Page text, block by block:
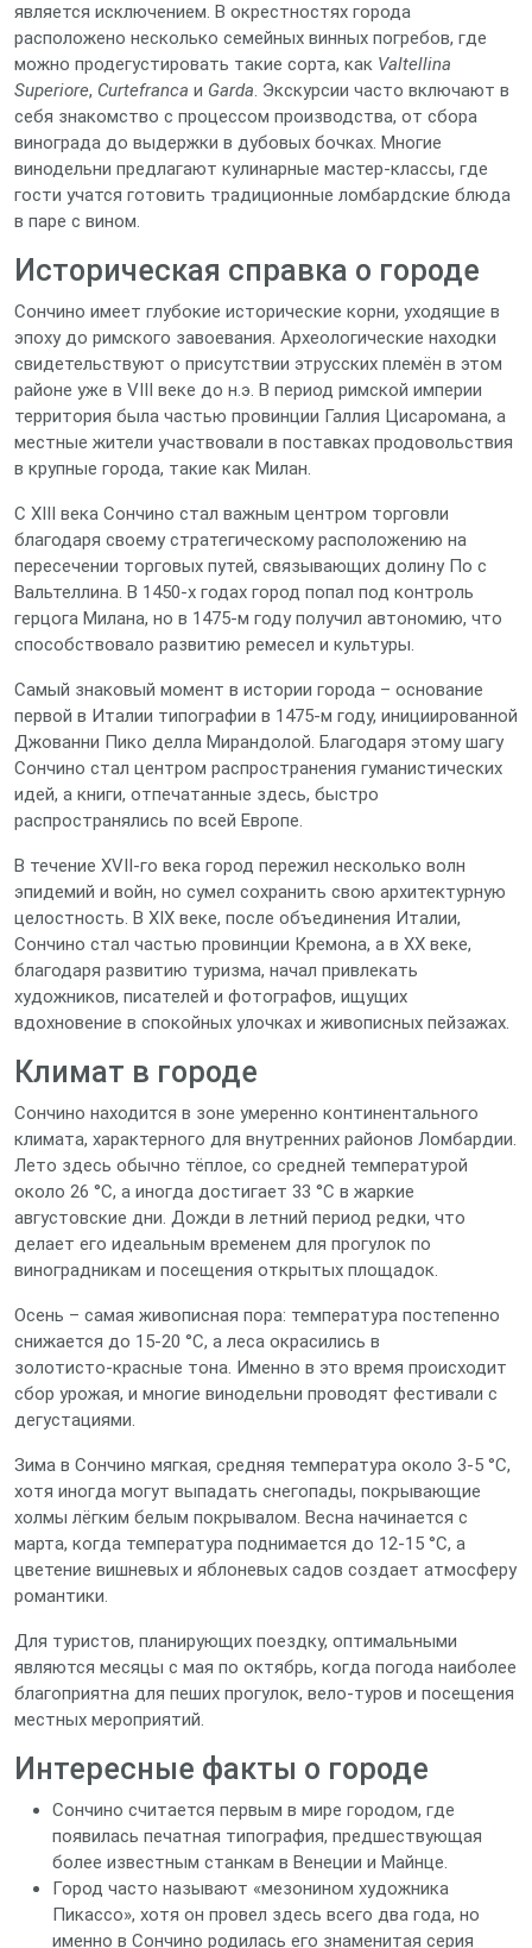
является исключением. В окрестностях города
расположено несколько семейных винных погребов, где
можно продегустировать такие сорта, как Valtellina
Superiore, Curtefranca и Garda. Экскурсии часто включают в
себя знакомство с процессом производства, от сбора
винограда до выдержки в дубовых бочках. Многие
винодельни предлагают кулинарные мастер‑классы, где
гости учатся готовить традиционные ломбардские блюда
в паре с вином.
Историческая справка о городе
Сончино имеет глубокие исторические корни, уходящие в
эпоху до римского завоевания. Археологические находки
свидетельствуют о присутствии этрусских племён в этом
районе уже в VIII веке до н.э. В период римской империи
территория была частью провинции Галлия Цисаромана, а
местные жители участвовали в поставках продовольствия
в крупные города, такие как Милан.
С XIII века Сончино стал важным центром торговли
благодаря своему стратегическому расположению на
пересечении торговых путей, связывающих долину По с
Вальтеллина. В 1450‑х годах город попал под контроль
герцога Милана, но в 1475‑м году получил автономию, что
способствовало развитию ремесел и культуры.
Самый знаковый момент в истории города – основание
первой в Италии типографии в 1475‑м году, инициированной
Джованни Пико делла Мирандолой. Благодаря этому шагу
Сончино стал центром распространения гуманистических
идей, а книги, отпечатанные здесь, быстро
распространялись по всей Европе.
В течение XVII‑го века город пережил несколько волн
эпидемий и войн, но сумел сохранить свою архитектурную
целостность. В XIX веке, после объединения Италии,
Сончино стал частью провинции Кремона, а в XX веке,
благодаря развитию туризма, начал привлекать
художников, писателей и фотографов, ищущих
вдохновение в спокойных улочках и живописных пейзажах.
Климат в городе
Сончино находится в зоне умеренно континентального
климата, характерного для внутренних районов Ломбардии.
Лето здесь обычно тёплое, со средней температурой
около 26 °C, а иногда достигает 33 °C в жаркие
августовские дни. Дожди в летний период редки, что
делает его идеальным временем для прогулок по
виноградникам и посещения открытых площадок.
Осень – самая живописная пора: температура постепенно
снижается до 15‑20 °C, а леса окрасились в
золотисто‑красные тона. Именно в это время происходит
сбор урожая, и многие винодельни проводят фестивали с
дегустациями.
Зима в Сончино мягкая, средняя температура около 3‑5 °C,
хотя иногда могут выпадать снегопады, покрывающие
холмы лёгким белым покрывалом. Весна начинается с
марта, когда температура поднимается до 12‑15 °C, а
цветение вишневых и яблоневых садов создает атмосферу
романтики.
Для туристов, планирующих поездку, оптимальными
являются месяцы с мая по октябрь, когда погода наиболее
благоприятна для пеших прогулок, вело‑туров и посещения
местных мероприятий.
Интересные факты о городе
Сончино считается первым в мире городом, где
появилась печатная типография, предшествующая
более известным станкам в Венеции и Майнце.
Город часто называют «мезонином художника
Пикассо», хотя он провел здесь всего два года, но
именно в Сончино родилась его знаменитая серия